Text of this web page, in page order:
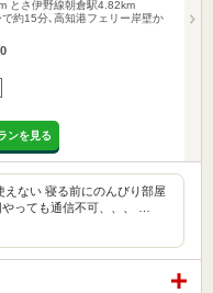
とさ伊野線朝倉駅4.82km
約15分､高知港フェリー岸壁か
ンを見る
ない 寝る前にのんびり部屋
っても通信不可、、、 …